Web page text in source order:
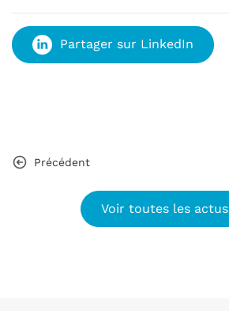
Partager sur LinkedIn
Précédent
Voir toutes les actus